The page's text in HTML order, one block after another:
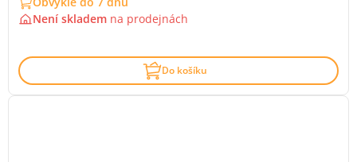
Není skladem na prodejnách
Do košíku